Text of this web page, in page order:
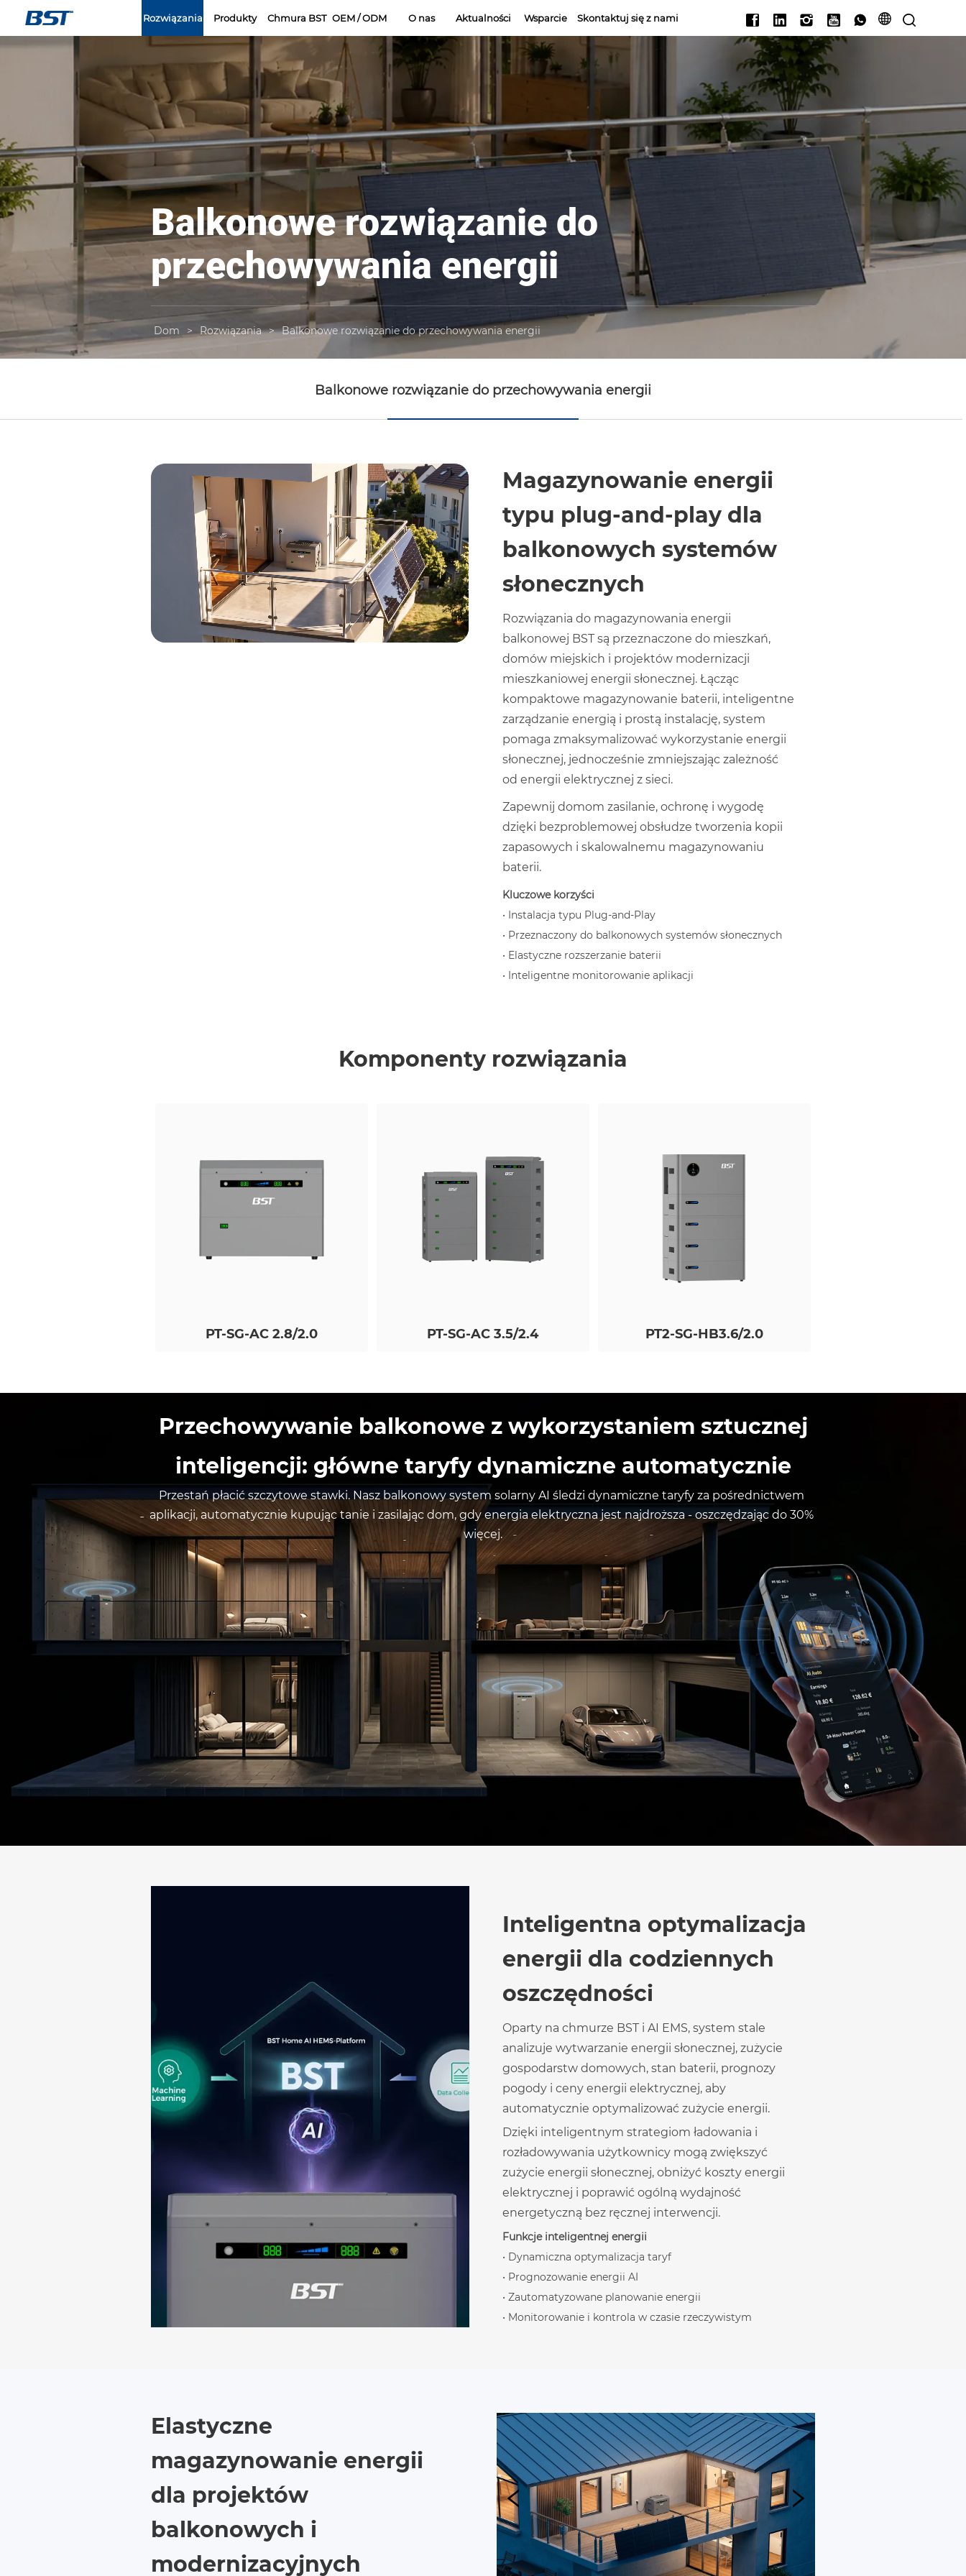
LOGO Rozwiązania Produkty Chmura BST OEM / ODM O nas Aktualności Wsparcie Skontaktuj się z nami
Balkonowe rozwiązanie do
przechowywania energii
Dom > Rozwiązania > Balkonowe rozwiązanie do przechowywania energii
Balkonowe rozwiązanie do przechowywania energii
Magazynowanie energii
typu plug-and-play dla
balkonowych systemów
słonecznych
Rozwiązania do magazynowania energii
balkonowej BST są przeznaczone do mieszkań,
domów miejskich i projektów modernizacji
mieszkaniowej energii słonecznej. Łącząc
kompaktowe magazynowanie baterii, inteligentne
zarządzanie energią i prostą instalację, system
pomaga zmaksymalizować wykorzystanie energii
słonecznej, jednocześnie zmniejszając zależność
od energii elektrycznej z sieci.
Zapewnij domom zasilanie, ochronę i wygodę
dzięki bezproblemowej obsłudze tworzenia kopii
zapasowych i skalowalnemu magazynowaniu
baterii.
Kluczowe korzyści
• Instalacja typu Plug-and-Play
• Przeznaczony do balkonowych systemów słonecznych
• Elastyczne rozszerzanie baterii
• Inteligentne monitorowanie aplikacji
Komponenty rozwiązania
PT-SG-AC 2.8/2.0 PT-SG-AC 3.5/2.4 PT2-SG-HB3.6/2.0
Przechowywanie balkonowe z wykorzystaniem sztucznej
inteligencji: główne taryfy dynamiczne automatycznie
Przestań płacić szczytowe stawki. Nasz balkonowy system solarny AI śledzi dynamiczne taryfy za pośrednictwem
aplikacji, automatycznie kupując tanie i zasilając dom, gdy energia elektryczna jest najdroższa - oszczędzając do 30%
więcej.
Inteligentna optymalizacja
energii dla codziennych
oszczędności
Oparty na chmurze BST i AI EMS, system stale
analizuje wytwarzanie energii słonecznej, zużycie
gospodarstw domowych, stan baterii, prognozy
pogody i ceny energii elektrycznej, aby
automatycznie optymalizować zużycie energii.
Dzięki inteligentnym strategiom ładowania i
rozładowywania użytkownicy mogą zwiększyć
zużycie energii słonecznej, obniżyć koszty energii
elektrycznej i poprawić ogólną wydajność
energetyczną bez ręcznej interwencji.
Funkcje inteligentnej energii
• Dynamiczna optymalizacja taryf
• Prognozowanie energii AI
• Zautomatyzowane planowanie energii
• Monitorowanie i kontrola w czasie rzeczywistym
Elastyczne
magazynowanie energii
dla projektów
balkonowych i
modernizacyjnych